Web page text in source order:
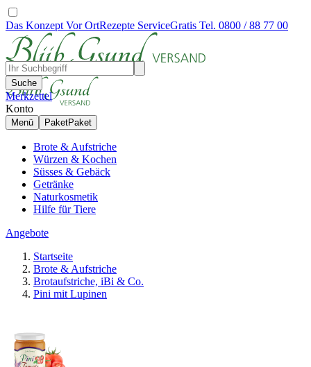
Das Konzept Vor OrtRezepte ServiceGratis Tel. 0800 / 88 77 00
Suche
Merkzettel
Konto
Menü PaketPaket
Brote & Aufstriche
Würzen & Kochen
Süsses & Gebäck
Getränke
Naturkosmetik
Hilfe für Tiere
Angebote
Startseite
Brote & Aufstriche
Brotaufstriche, iBi & Co.
Pini mit Lupinen